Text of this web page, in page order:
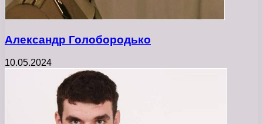
Александр Голобородько
10.05.2024